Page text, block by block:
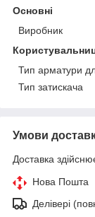
Основні
Виробник
Тип арматури
Тип затискача
Умови
Доставка
Нова Пошта
Делівері